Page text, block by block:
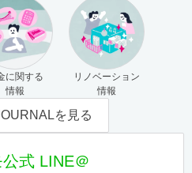
に関する
情報
リノベーション
情報
を見る
式 LINE＠